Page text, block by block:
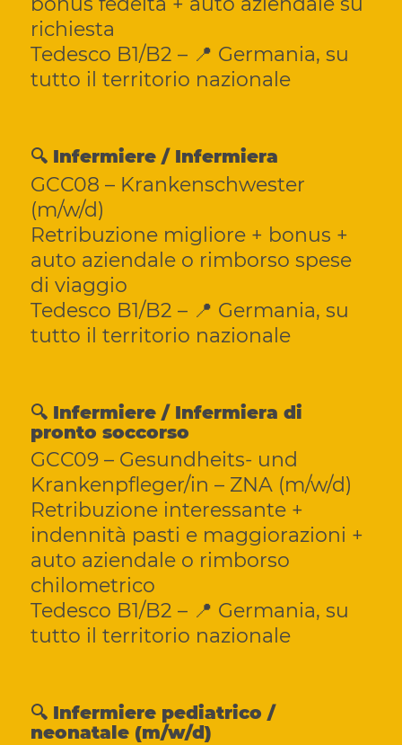
richiesta
Tedesco B1/B2 – 📍 Germania, su
tutto il territorio nazionale
🔍 Infermiere / Infermiera
GCC08 – Krankenschwester
(m/w/d)
Retribuzione migliore + bonus +
auto aziendale o rimborso spese
di viaggio
Tedesco B1/B2 – 📍 Germania, su
tutto il territorio nazionale
🔍 Infermiere / Infermiera di
pronto soccorso
GCC09 – Gesundheits- und
Krankenpfleger/in – ZNA (m/w/d)
Retribuzione interessante +
indennità pasti e maggiorazioni +
auto aziendale o rimborso
chilometrico
Tedesco B1/B2 – 📍 Germania, su
tutto il territorio nazionale
🔍 Infermiere pediatrico /
neonatale (m/w/d)